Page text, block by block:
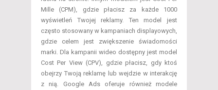
Mille (CPM), gdzie płacisz za każde 1000
wyświetleń Twojej reklamy. Ten model jest
często stosowany w kampaniach displayowych,
gdzie celem jest zwiększenie świadomości
marki. Dla kampanii wideo dostępny jest model
Cost Per View (CPV), gdzie płacisz, gdy ktoś
obejrzy Twoją reklamę lub wejdzie w interakcję
z nią. Google Ads oferuje również modele